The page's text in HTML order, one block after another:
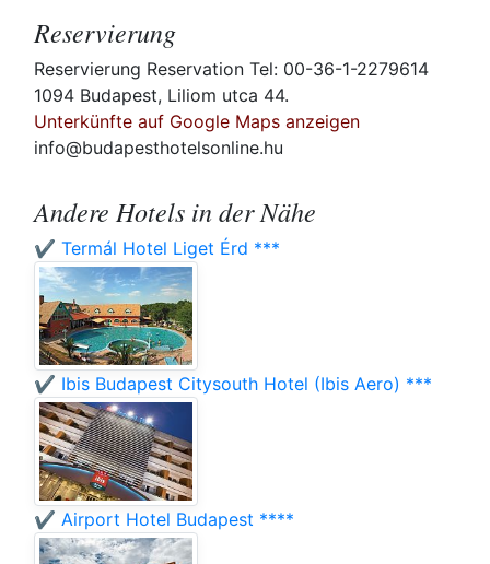
Reservierung
Reservierung Reservation Tel: 00-36-1-2279614
1094 Budapest, Liliom utca 44.
Unterkünfte auf Google Maps anzeigen
info@budapesthotelsonline.hu
Andere Hotels in der Nähe
✔️ Termál Hotel Liget Érd ***
✔️ Ibis Budapest Citysouth Hotel (Ibis Aero) ***
✔️ Airport Hotel Budapest ****